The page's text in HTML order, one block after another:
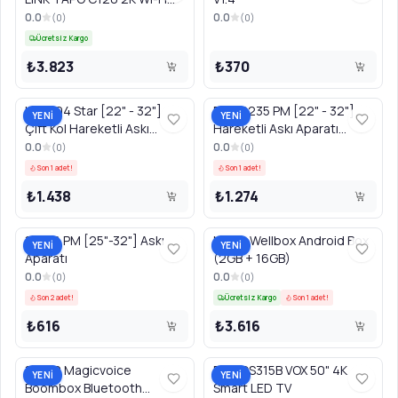
Beyaz
0.0 (0)
Ücretsiz Kargo
₺3.823
0.0 (0)
₺370
YENİ
LED404 Star [22" - 32"]
Çift Kol Hareketli Askı
Aparatı
0.0 (0)
Son 1 adet!
₺1.438
YENİ
PWR2235 PM [22" - 32"]
Hareketli Askı Aparatı
CODE:15086
0.0 (0)
Son 1 adet!
₺1.274
YENİ
15056 PM [25"-32"] Askı
Aparatı
0.0 (0)
Son 2 adet!
₺616
YENİ
MAX2 Wellbox Android Box
(2GB + 16GB)
0.0 (0)
Ücretsiz Kargo Son 1 adet!
₺3.616
YENİ
19972 Magicvoice
Boombox Bluetooth
YENİ
50WOS315B VOX 50" 4K
Smart LED TV